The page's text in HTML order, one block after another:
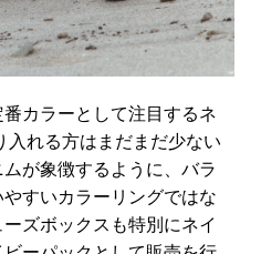
カラーとして注目するネ
入れる方はまだまだ少ない
が象徴するように、バラ
すいカラーリングではな
ズボックスも特別にネイ